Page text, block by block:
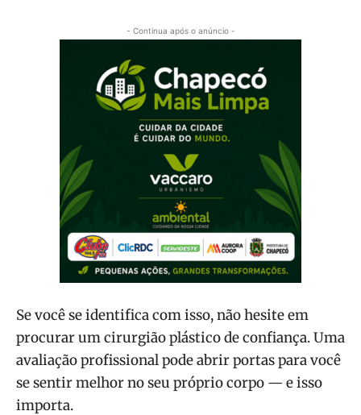
- Continua após o anúncio -
Se você se identifica com isso, não hesite em
procurar um cirurgião plástico de confiança. Uma
avaliação profissional pode abrir portas para você
se sentir melhor no seu próprio corpo — e isso
importa.